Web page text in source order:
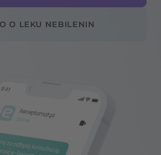
O LEKU NEBILENIN